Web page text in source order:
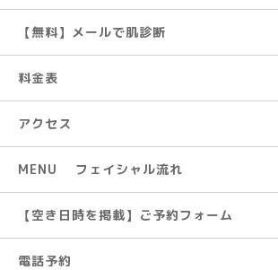
【無料】メールで肌診断
料金表
アクセス
MENU フェイシャル流れ
【空き日時を掲載】ご予約フォーム
電話予約